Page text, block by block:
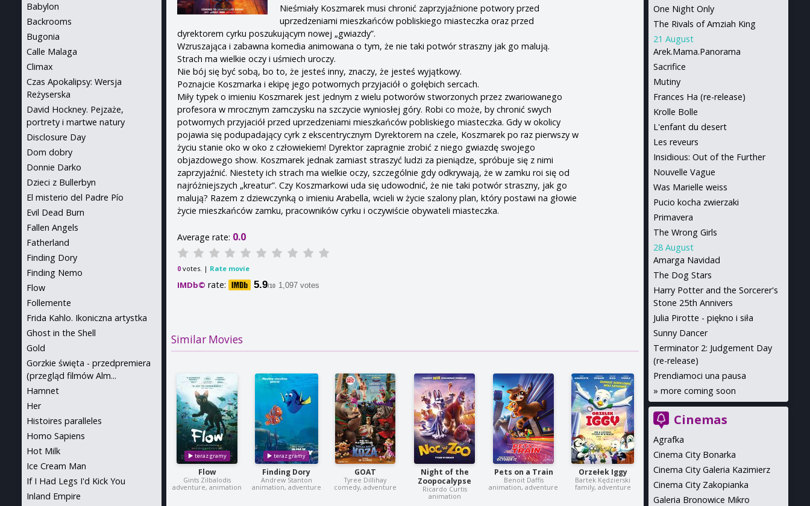
Nieśmiały Koszmarek musi chronić zaprzyjaźnione potwory przed
uprzedzeniami mieszkańców pobliskiego miasteczka oraz przed
dyrektorem cyrku poszukującym nowej „gwiazdy”.
Wzruszająca i zabawna komedia animowana o tym, że nie taki potwór straszny jak go malują.
Strach ma wielkie oczy i uśmiech uroczy.
Nie bój się być sobą, bo to, że jesteś inny, znaczy, że jesteś wyjątkowy.
Poznajcie Koszmarka i ekipę jego potwornych przyjaciół o gołębich sercach.
Miły typek o imieniu Koszmarek jest jednym z wielu potworów stworzonych przez zwariowanego
profesora w mrocznym zamczysku na szczycie wyniosłej góry. Robi co może, by chronić swych
potwornych przyjaciół przed uprzedzeniami mieszkańców pobliskiego miasteczka. Gdy w okolicy
pojawia się podupadający cyrk z ekscentrycznym Dyrektorem na czele, Koszmarek po raz pierwszy w
życiu stanie oko w oko z człowiekiem! Dyrektor zapragnie zrobić z niego gwiazdę swojego
objazdowego show. Koszmarek jednak zamiast straszyć ludzi za pieniądze, spróbuje się z nimi
zaprzyjaźnić. Niestety ich strach ma wielkie oczy, szczególnie gdy odkrywają, że w zamku roi się od
najróżniejszych „kreatur”. Czy Koszmarkowi uda się udowodnić, że nie taki potwór straszny, jak go
malują? Razem z dziewczynką o imieniu Arabella, wcieli w życie szalony plan, który postawi na głowie
życie mieszkańców zamku, pracowników cyrku i oczywiście obywateli miasteczka.
Average rate: 0.0
0votes. | Rate movie
IMDb© rate: 5.9/10 1,097 votes
Similar Movies
Flow
Gints Zilbalodis
adventure, animation
Finding Dory
Andrew Stanton
animation, adventure
GOAT
Tyree Dillihay
comedy, adventure
Night of the
Zoopocalypse
Ricardo Curtis
animation
Pets on a Train
Benoit Daffis
animation, adventure
Orzełek Iggy
Bartek Kędzierski
family, adventure
One Night Only
The Rivals of Amziah King
21 August
Arek.Mama.Panorama
Sacrifice
Mutiny
Frances Ha (re-release)
Krolle Bolle
L'enfant du desert
Les reveurs
Insidious: Out of the Further
Nouvelle Vague
Was Marielle weiss
Pucio kocha zwierzaki
Primavera
The Wrong Girls
28 August
Amarga Navidad
The Dog Stars
Harry Potter and the Sorcerer's
Stone 25th Annivers
Julia Pirotte - piękno i siła
Sunny Dancer
Terminator 2: Judgement Day
(re-release)
Prendiamoci una pausa
» more coming soon
Cinemas
Agrafka
Cinema City Bonarka
Cinema City Galeria Kazimierz
Cinema City Zakopianka
Galeria Bronowice Mikro
Babylon
Backrooms
Bugonia
Calle Malaga
Climax
Czas Apokalipsy: Wersja
Reżyserska
David Hockney. Pejzaże,
portrety i martwe natury
Disclosure Day
Dom dobry
Donnie Darko
Dzieci z Bullerbyn
El misterio del Padre Pío
Evil Dead Burn
Fallen Angels
Fatherland
Finding Dory
Finding Nemo
Flow
Follemente
Frida Kahlo. Ikoniczna artystka
Ghost in the Shell
Gold
Gorzkie święta - przedpremiera
(przegląd filmów Alm...
Hamnet
Her
Histoires paralleles
Homo Sapiens
Hot Milk
Ice Cream Man
If I Had Legs I'd Kick You
Inland Empire